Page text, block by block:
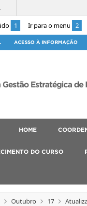
1 Ir para o menu 2
ACESSO À INFORMAÇÃO
Gestão Estratégica de
HOME
DO CURSO
Outubro 17